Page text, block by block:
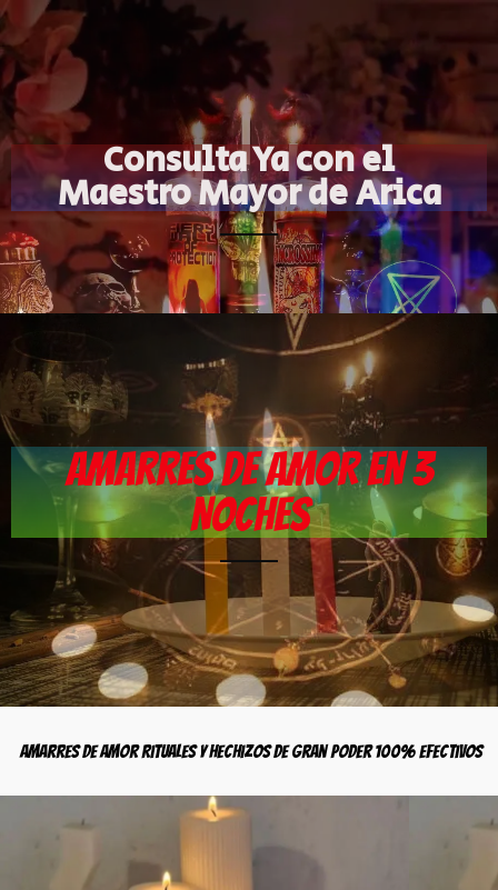
Consulta Ya con el
Maestro Mayor de Arica
Amarres de Amor en 3
Noches
Amarres de Amor Rituales y Hechizos de Gran Poder 100% Efectivos